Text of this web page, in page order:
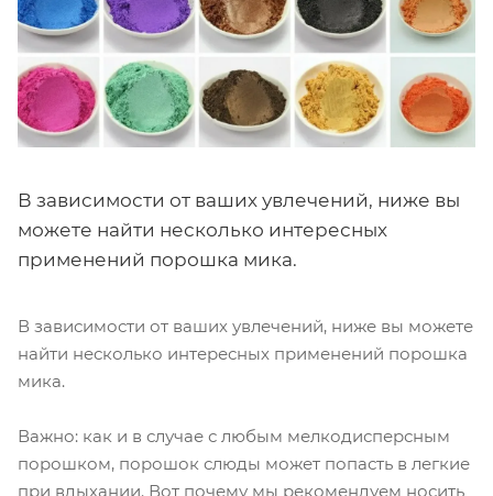
В зависимости от ваших увлечений, ниже вы
можете найти несколько интересных
применений порошка мика.
В зависимости от ваших увлечений, ниже вы можете
найти несколько интересных применений порошка
мика.
Важно: как и в случае с любым мелкодисперсным
порошком, порошок слюды может попасть в легкие
при вдыхании. Вот почему мы рекомендуем носить